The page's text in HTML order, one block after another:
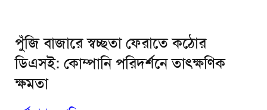
পুঁজি বাজারে স্বচ্ছতা ফেরাতে কঠোর
ডিএসই: কোম্পানি পরিদর্শনে তাৎক্ষণিক
ক্ষমতা